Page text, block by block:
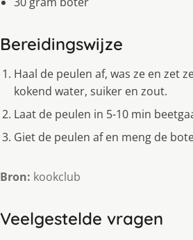
Bereidingswijze
Haal de peulen af, was ze en zet
kokend water, suiker en zout.
Laat de peulen in 5-10 min
Giet de peulen af en meng de
Bron: kookclub
Veelgestelde vragen